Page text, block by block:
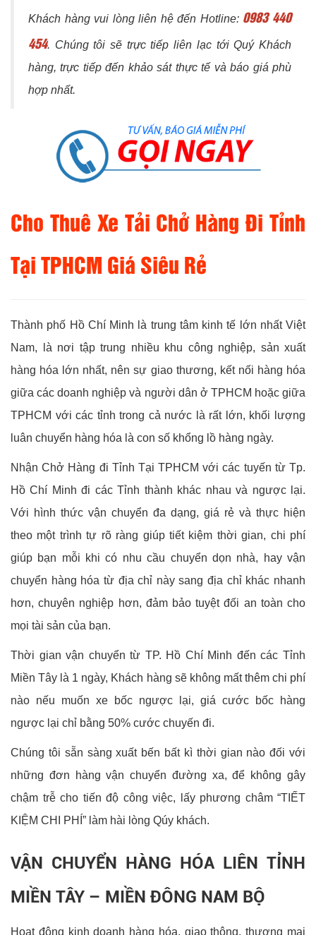
Khách hàng vui lòng liên hệ đến Hotline: 0983 440
454. Chúng tôi sẽ trực tiếp liên lạc tới Quý Khách
hàng, trực tiếp đến khảo sát thực tế và báo giá phù
hợp nhất.
Cho Thuê Xe Tải Chở Hàng Đi Tỉnh
Tại TPHCM Giá Siêu Rẻ
Thành phố Hồ Chí Minh là trung tâm kinh tế lớn nhất Việt
Nam, là nơi tập trung nhiều khu công nghiệp, sản xuất
hàng hóa lớn nhất, nên sự giao thương, kết nối hàng hóa
giữa các doanh nghiệp và người dân ở TPHCM hoặc giữa
TPHCM với các tỉnh trong cả nước là rất lớn, khối lượng
luân chuyển hàng hóa là con số khổng lồ hàng ngày.
Nhận Chở Hàng đi Tỉnh Tại TPHCM với các tuyến từ Tp.
Hồ Chí Minh đi các Tỉnh thành khác nhau và ngược lại.
Với hình thức vận chuyển đa dạng, giá rẻ và thực hiện
theo một trình tự rõ ràng giúp tiết kiệm thời gian, chi phí
giúp bạn mỗi khi có nhu cầu chuyển dọn nhà, hay vận
chuyển hàng hóa từ địa chỉ này sang địa chỉ khác nhanh
hơn, chuyên nghiệp hơn, đảm bảo tuyệt đối an toàn cho
mọi tài sản của bạn.
Thời gian vận chuyển từ TP. Hồ Chí Minh đến các Tỉnh
Miền Tây là 1 ngày, Khách hàng sẽ không mất thêm chi phí
nào nếu muốn xe bốc ngược lại, giá cước bốc hàng
ngược lại chỉ bằng 50% cước chuyến đi.
Chúng tôi sẵn sàng xuất bến bất kì thời gian nào đối với
những đơn hàng vận chuyển đường xa, để không gây
chậm trễ cho tiến độ công việc, lấy phương châm “TIẾT
KIỆM CHI PHÍ” làm hài lòng Qúy khách.
VẬN CHUYỂN HÀNG HÓA LIÊN TỈNH
MIỀN TÂY – MIỀN ĐÔNG NAM BỘ
Hoạt động kinh doanh hàng hóa, giao thông, thương mại